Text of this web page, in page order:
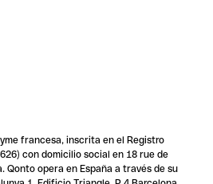
francesa, inscrita en el Registro
con domicilio social en 18 rue de
Qonto opera en España a través de su